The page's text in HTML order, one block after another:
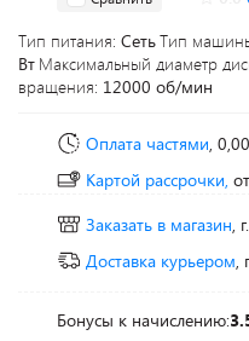
Тип питания: СетьТип
Вт Максимальный диаметр
вращения: 12000 об/мин
Оплата частями,
Картой рассрочки, от
Заказать в магазин,
Доставка курьером,
Бонусы к начислению: